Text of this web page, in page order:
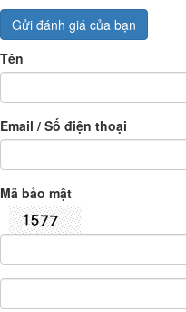
Gửi đánh giá của bạn
Tên
Email / Số điện thoại
Mã bảo mật